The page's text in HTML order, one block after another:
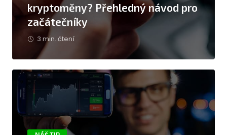
kryptoměny? Přehledný návod pro
začátečníky
3 min. čtení